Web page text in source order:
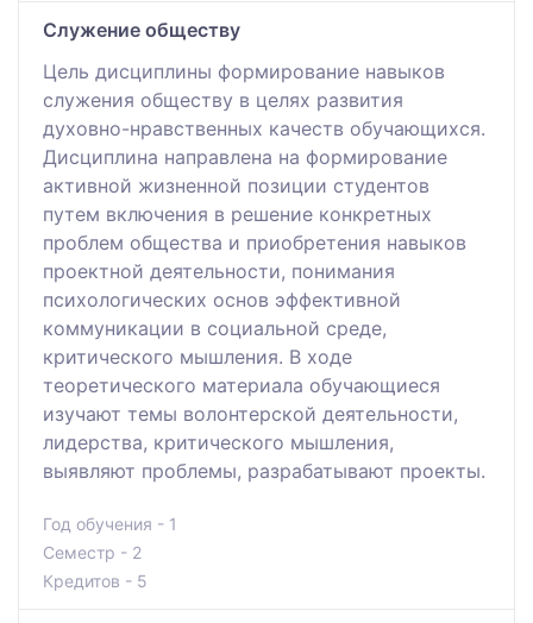
Служение обществу
Цель дисциплины формирование навыков
служения обществу в целях развития
духовно-нравственных качеств обучающихся.
Дисциплина направлена на формирование
активной жизненной позиции студентов
путем включения в решение конкретных
проблем общества и приобретения навыков
проектной деятельности, понимания
психологических основ эффективной
коммуникации в социальной среде,
критического мышления. В ходе
теоретического материала обучающиеся
изучают темы волонтерской деятельности,
лидерства, критического мышления,
выявляют проблемы, разрабатывают проекты.
Год обучения - 1
Семестр - 2
Кредитов - 5